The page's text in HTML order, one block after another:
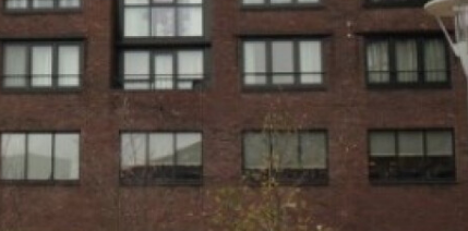
makelaarsvergoeding/bemiddelingsvergoeding?
veelgestelde vragen